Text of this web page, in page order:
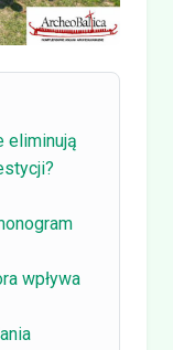
eliminują
wpływa